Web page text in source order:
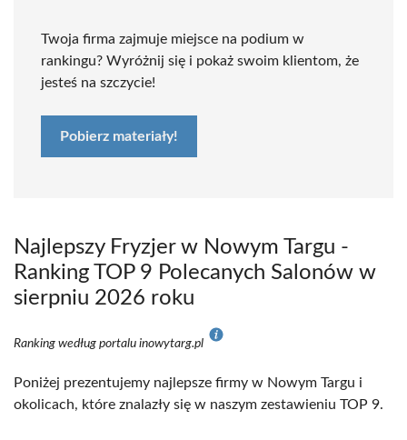
Twoja firma zajmuje miejsce na podium w
rankingu? Wyróżnij się i pokaż swoim klientom, że
jesteś na szczycie!
Pobierz materiały!
Najlepszy Fryzjer w Nowym Targu -
Ranking TOP 9 Polecanych Salonów w
sierpniu 2026 roku
Ranking według portalu inowytarg.pl
Poniżej prezentujemy najlepsze firmy w Nowym Targu i
okolicach, które znalazły się w naszym zestawieniu TOP 9.